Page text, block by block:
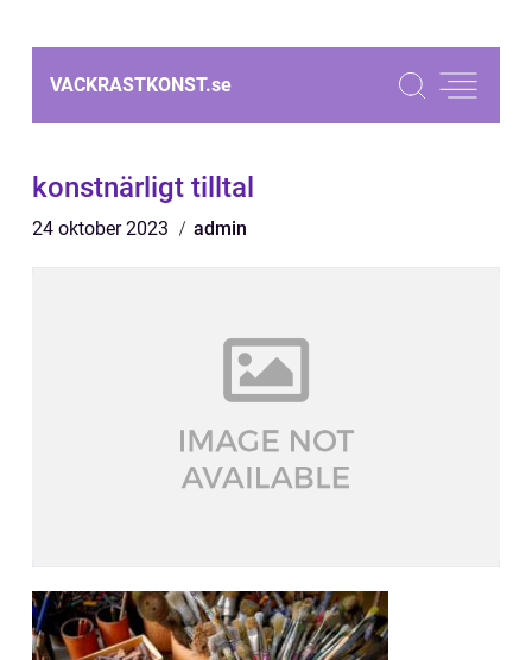
VACKRASTKONST.se
konstnärligt tilltal
24 oktober 2023 admin